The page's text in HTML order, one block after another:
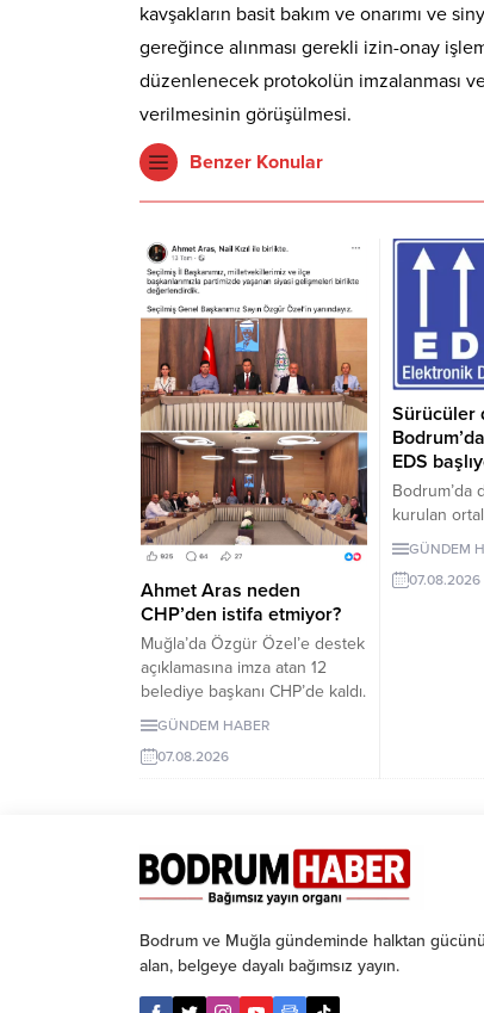
kavşakların basit bakım ve onarımı ve
gereğince alınması gerekli izin-onay
düzenlenecek protokolün imzalanması
verilmesinin görüşülmesi.
Benzer Konular
Ahmet Aras neden
CHP’den istifa etmiyor?
Muğla’da Özgür Özel’e destek
açıklamasına imza atan 12
belediye başkanı CHP’de kaldı.
Milletvekilleri Yeni Parti’ye
başkanlarının tutumu ve CHP
GÜNDEM HABER
07.08.2026
Sürücüler
EDS
Bodrum’da
kurulan
denetleme
girecek. İşte
GÜNDEM
07.08.2026
Bodrum ve Muğla gündeminde halktan gücünü
alan, belgeye dayalı bağımsız yayın.